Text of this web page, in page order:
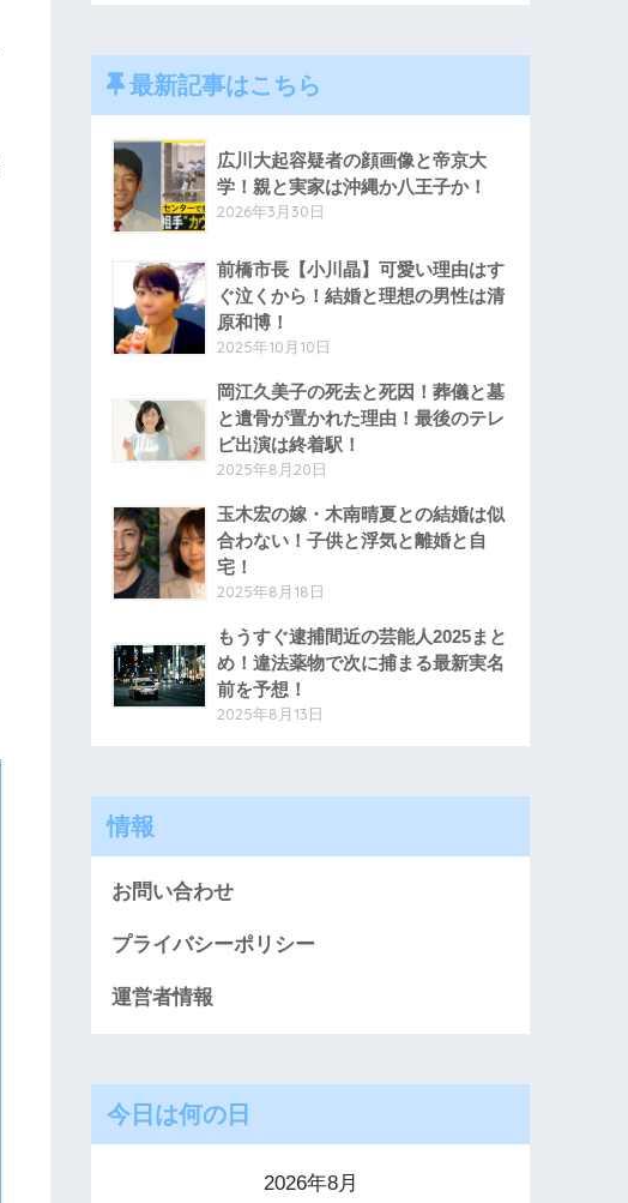
最新記事はこちら
広川大起容疑者の顔画像と帝京大
学！親と実家は沖縄か八王子か！
2026年3月30日
前橋市長【小川晶】可愛い理由はす
ぐ泣くから！結婚と理想の男性は清
原和博！
2025年10月10日
岡江久美子の死去と死因！葬儀と墓
と遺骨が置かれた理由！最後のテレ
ビ出演は終着駅！
2025年8月20日
玉木宏の嫁・木南晴夏との結婚は似
合わない！子供と浮気と離婚と自
宅！
2025年8月18日
もうすぐ逮捕間近の芸能人2025まと
め！違法薬物で次に捕まる最新実名
前を予想！
2025年8月13日
情報
お問い合わせ
プライバシーポリシー
運営者情報
今日は何の日
2026年8月